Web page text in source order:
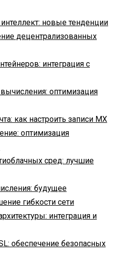
новые тенденции
децентрализованных
интеграция с
оптимизация
как настроить записи MX
оптимизация
сред: лучшие
будущее
гибкости сети
интеграция и
обеспечение безопасных